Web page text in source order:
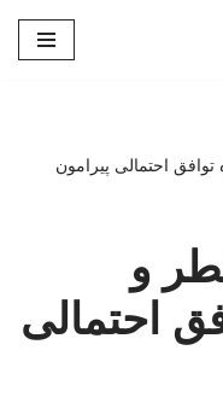
احتمالی پیرامون
و
احتمالی